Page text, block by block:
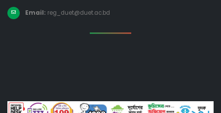
Email: reg_duet@duet.ac.bd